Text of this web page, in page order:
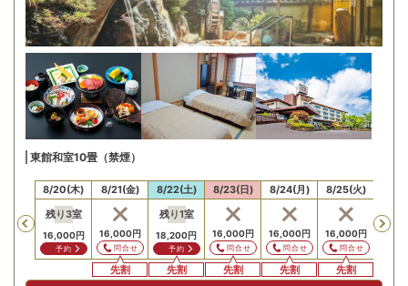
東館和室10畳（禁煙）
Previous
8/20(木)
残り3室
16,000円
予約
8/21(金)
16,000円
問合せ
先割
8/22(土)
残り1室
18,200円
予約
先割
8/23(日)
16,000円
問合せ
先割
8/24(月)
16,000円
問合せ
先割
8/25(火)
16,000円
問合せ
先割